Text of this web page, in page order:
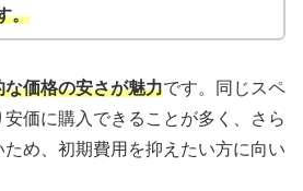
。
価格の安さが魅力です。同じスペ
価に購入できることが多く、さら
め、初期費用を抑えたい方に向い